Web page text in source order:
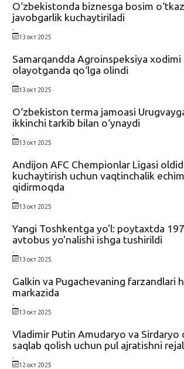
O‘zbekistonda biznesga bosim
javobgarlik kuchaytiriladi
.
13 окт 2025
Samarqandda Agroinspeksiya xodimi
olayotganda qo‘lga olindi
.
13 окт 2025
O‘zbekiston terma jamoasi
ikkinchi tarkib bilan o‘ynaydi
.
13 окт 2025
Andijon AFC Chempionlar Ligasi
kuchaytirish uchun vaqtinchalik
qidirmoqda
.
13 окт 2025
Yangi Toshkentga yo'l: poytaxtda
avtobus yo'nalishi ishga tushirildi
.
13 окт 2025
Galkin va Pugachevaning farzandlari
markazida
.
13 окт 2025
Vladimir Putin Amudaryo va Sirdaryo
saqlab qolish uchun pul ajratishni
.
12 окт 2025